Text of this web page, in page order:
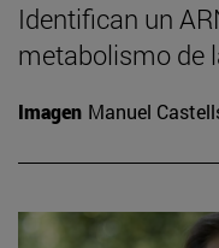
Identifican un
metabolismo de
Imagen Manuel